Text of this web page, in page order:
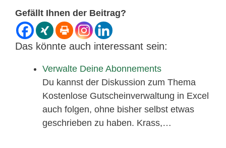
Gefällt Ihnen der Beitrag?
Das könnte auch interessant sein:
Verwalte Deine Abonnements
Du kannst der Diskussion zum Thema
Kostenlose Gutscheinverwaltung in Excel
auch folgen, ohne bisher selbst etwas
geschrieben zu haben. Krass,…